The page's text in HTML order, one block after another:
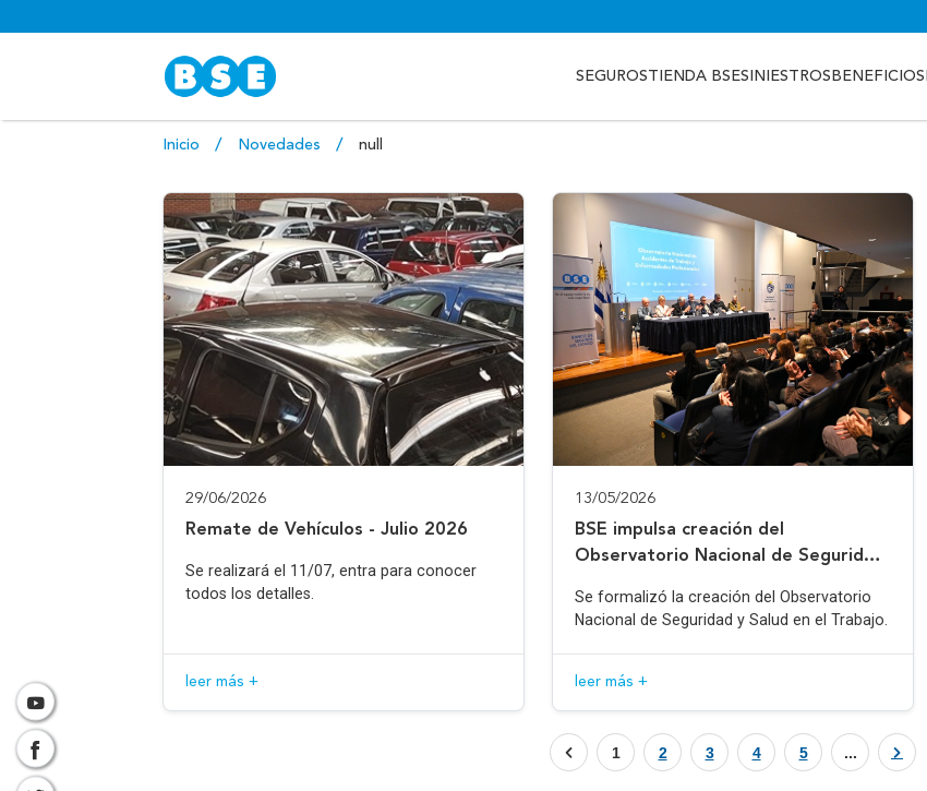
SEGUROSTIENDA BSESINIESTROS BENEFICIOS
Inicio Novedades null
29/06/2026
Remate de Vehículos - Julio 2026
Se realizará el 11/07, entra para conocer
todos los detalles.
leer más +
13/05/2026
BSE impulsa creación del
Observatorio Nacional de Seguridad
Se formalizó la creación del Observatorio
Nacional de Seguridad y Salud en el Trabajo.
leer más +
1 2 3 4 5 ...